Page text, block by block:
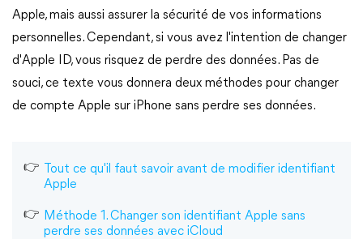
Apple, mais aussi assurer la sécurité de vos informations
personnelles. Cependant, si vous avez l'intention de changer
d'Apple ID, vous risquez de perdre des données. Pas de
souci, ce texte vous donnera deux méthodes pour changer
de compte Apple sur iPhone sans perdre ses données.
Tout ce qu'il faut savoir avant de modifier identifiant
Apple
Méthode 1. Changer son identifiant Apple sans
perdre ses données avec iCloud